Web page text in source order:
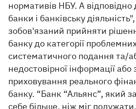
нормативів НБУ. А
банки і банківську
зобов'язаний прийняти
банку до категорії
систематичного подання та/
недостовірної інформації або
приховування реального
банку. “Банк “Альянс”, який
себе більше, ніж міг